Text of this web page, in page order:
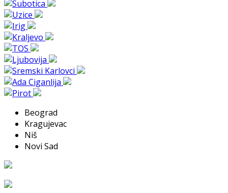
Beograd
Kragujevac
Niš
Novi Sad